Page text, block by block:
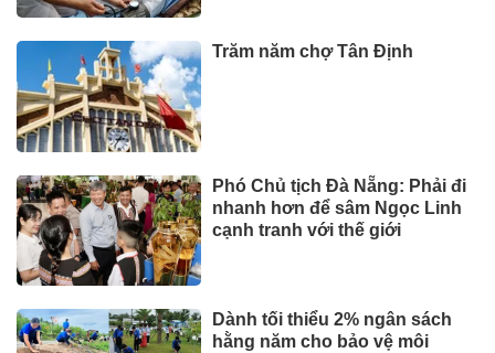
Trăm năm chợ Tân Định
Phó Chủ tịch Đà Nẵng: Phải đi
nhanh hơn để sâm Ngọc Linh
cạnh tranh với thế giới
Dành tối thiểu 2% ngân sách
hằng năm cho bảo vệ môi